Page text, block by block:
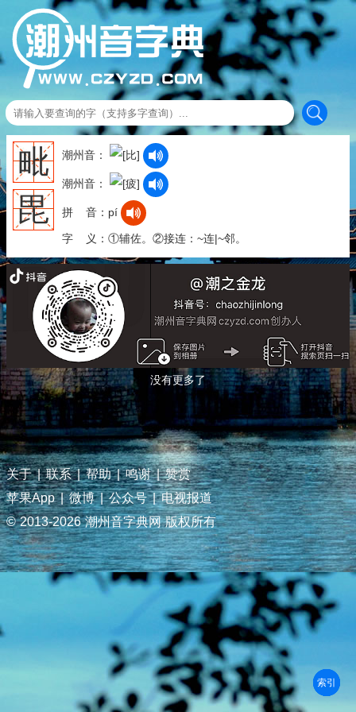
毗
毘
潮州音：
潮州音：
拼 音：pí
字 义：①辅佐。②接连：~连|~邻。
没有更多了
关于 | 联系 | 帮助 | 鸣谢 | 赞赏
苹果App | 微博 | 公众号 | 电视报道
© 2013-2026 潮州音字典网 版权所有
部首
笔划
拼音
潮拼